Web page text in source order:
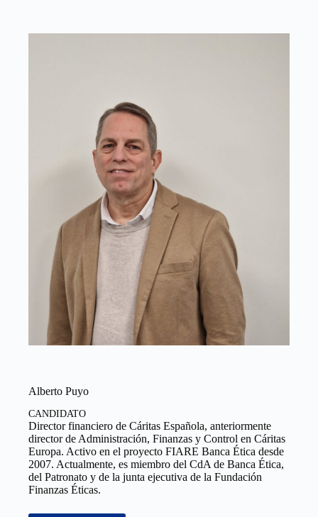
Alberto Puyo
CANDIDATO
Director financiero de Cáritas Española, anteriormente
director de Administración, Finanzas y Control en Cáritas
Europa. Activo en el proyecto FIARE Banca Ética desde
2007. Actualmente, es miembro del CdA de Banca Ética,
del Patronato y de la junta ejecutiva de la Fundación
Finanzas Éticas.